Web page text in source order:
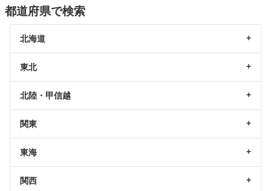
都道府県で検索
北海道
東北
北陸・甲信越
関東
東海
関西